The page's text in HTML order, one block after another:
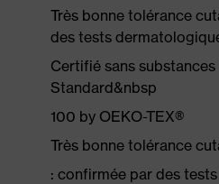
Très bonne tolérance
des tests
Certifié sans
Standard&nbsp
100 by OEKO-TEX®
Très bonne tolérance
: confirmée par des